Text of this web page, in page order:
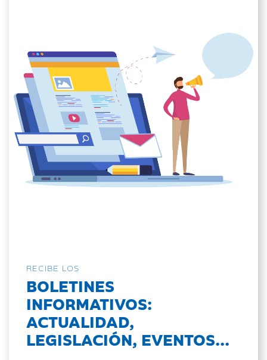
RECIBE LOS
BOLETINES
INFORMATIVOS:
ACTUALIDAD,
LEGISLACIÓN, EVENTOS...